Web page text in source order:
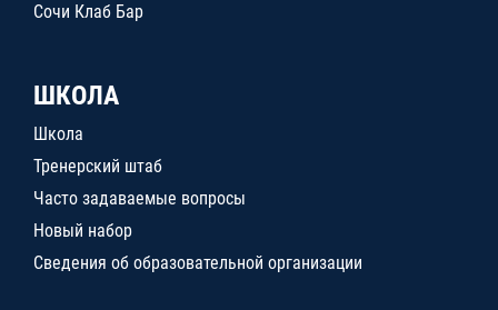
Сочи Клаб Бар
ШКОЛА
Школа
Тренерский штаб
Часто задаваемые вопросы
Новый набор
Сведения об образовательной организации